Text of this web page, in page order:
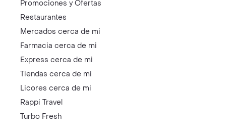
Promociones y Ofertas
Restaurantes
Mercados cerca de mi
Farmacia cerca de mi
Express cerca de mi
Tiendas cerca de mi
Licores cerca de mi
Rappi Travel
Turbo Fresh